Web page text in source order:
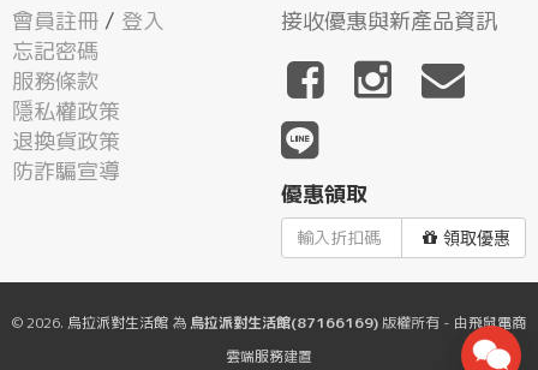
會員註冊 / 登入
忘記密碼
服務條款
隱私權政策
退換貨政策
防詐騙宣導
接收優惠與新產品資訊
優惠領取
領取優惠
© 2026. 烏拉派對生活館 為 烏拉派對生活館(87166169)版權所有 - 由飛鼠電商
雲端服務建置